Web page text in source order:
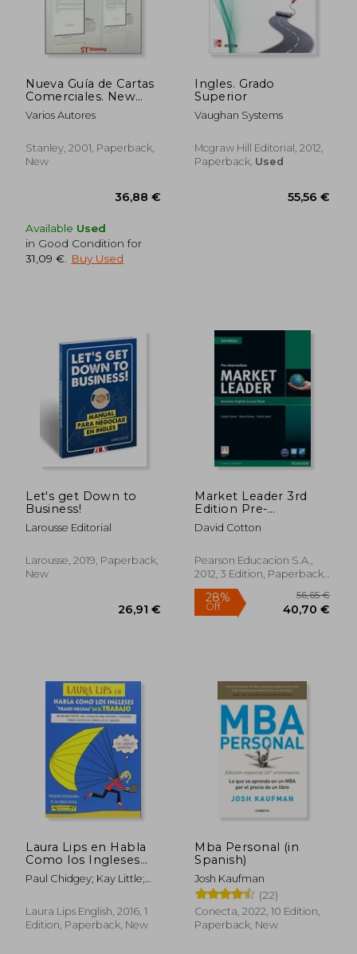
Nueva Guía de Cartas
Comerciales. New
Guide to Business
Letters. Inglés-
Spanish
Varios Autores
Stanley, 2001, Paperback,
New
36,88 €
Available Used
in Good Condition for
31,09 €
Buy Used
Ingles. Grado
Superior
Vaughan Systems
Mcgraw Hill Editorial, 2012,
Paperback, Used
Let's get Down to
Business!
Larousse Editorial
Larousse, 2019, Paperback,
New
26,91 €
Market Leader 3rd
Edition Pre-
Intermediate Cours &
Dvd-Rom Pack
David Cotton
Pearson Educacion S.A.,
2012, 3 Edition, Paperback,
New
28%
Off
Laura Lips en Habla
Como los Ingleses
Frases Hechas en el
Trabajo
Paul Chidgey; Kay Little;
Laura Lips English, 2016, 1
Edition, Paperback, New
Mba Personal (in
Spanish)
Josh Kaufman
(22)
Conecta, 2022, 10 Edition,
Paperback, New